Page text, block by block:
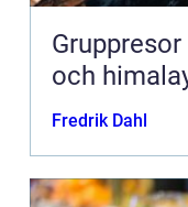
Gruppresor nepal
och
Fredrik Dahl